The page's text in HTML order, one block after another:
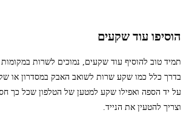
הוסיפו עוד שקעים
תמיד טוב להוסיף עוד שקעים, נמוכים לשרות
בדרך כלל כמו שקע שרות לשואב האבק במסדרון או
על יד הספה ואפילו שקע למטען של הטלפון שכל כך
וצריך להטעין את הנייד.